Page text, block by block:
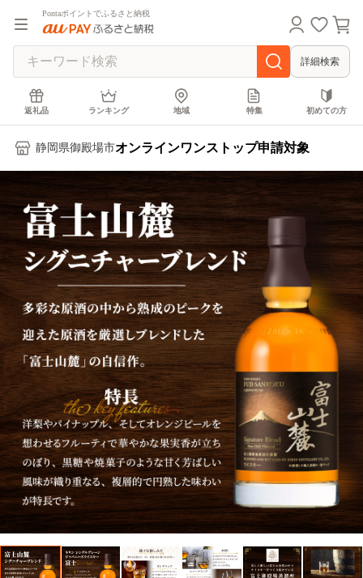
Pontaポイントでふるさと納税
詳細検索
返礼品 ランキング 地域 特集 初めての方
静岡県御殿場市オンラインワンストップ申請対象